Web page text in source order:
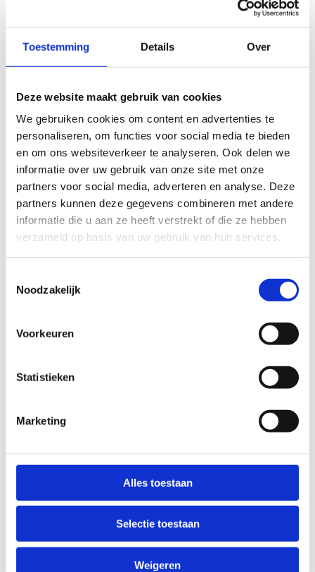
Toestemming Details Over
Deze website maakt gebruik van cookies
We gebruiken cookies om content en advertenties te
personaliseren, om functies voor social media te bieden
en om ons websiteverkeer te analyseren. Ook delen we
informatie over uw gebruik van onze site met onze
partners voor social media, adverteren en analyse. Deze
partners kunnen deze gegevens combineren met andere
informatie die u aan ze heeft verstrekt of die ze hebben
verzameld op basis van uw gebruik van hun services.
Noodzakelijk
Voorkeuren
Statistieken
Marketing
Alles toestaan
Selectie toestaan
Weigeren
sportinfrastructuur, biedt flexibiliteit als het gaat
om het huren van de ruimte. Je hebt de keuze
om de ruimte aan te passen aan jouw behoeften.
Of je nu de hele sporthal wilt huren voor een
grootschalig evenement of slechts een derde
ervan wilt reserveren voor een kleiner gezelschap,
bij ons is alles mogelijk.
Afmetingen sporthal:
volledige sporthal: 55 m x 37 m
Aarzel niet en stuur ons direct een e-mail om je
reservering aan te vragen. We kijken ernaar uit
om jouw sportieve ambities te ondersteunen in
onze state-of-the-art sporthal!
Reserveer (een
deel van) onze